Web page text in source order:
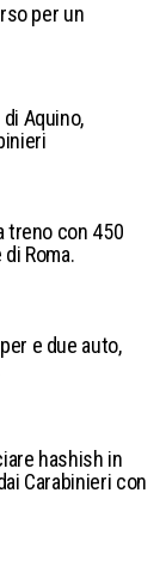
per un
Aquino,
treno con 450
Roma.
e due auto,
hashish in
Carabinieri con